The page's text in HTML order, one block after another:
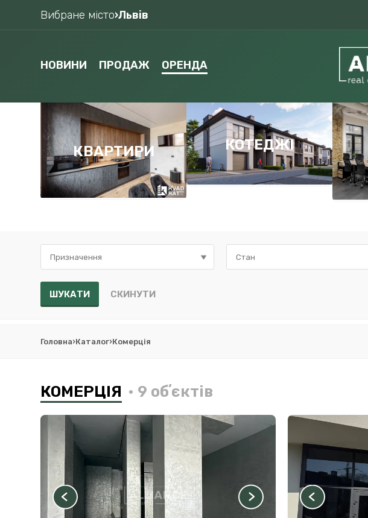
Вибране місто›Львів
НОВИНИ ПРОДАЖ ОРЕНДА
КВАРТИРИ КОТЕДЖІ
ШУКАТИ СКИНУТИ
Головна›Каталог›Комерція
КОМЕРЦІЯ • 9 обʼєктів